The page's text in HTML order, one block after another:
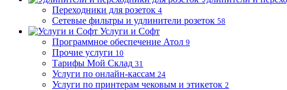
Переходники для розеток 4
Сетевые фильтры и удлинители розеток 58
Услуги и Софт
Программное обеспечение Атол 9
Прочие услуги 10
Тарифы Мой Склад 31
Услуги по онлайн-кассам 24
Услуги по принтерам чековым и этикеток 2